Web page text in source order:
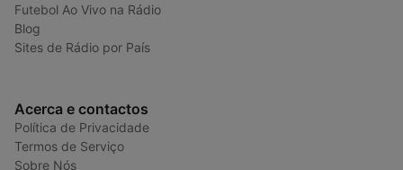
Futebol Ao Vivo na Rádio
Blog
Sites de Rádio por País
Acerca e contactos
Política de Privacidade
Termos de Serviço
Sobre Nós